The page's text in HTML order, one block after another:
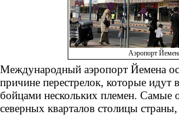
Аэропорт
Международный аэропорт Йемена
причине перестрелок, которые
бойцами нескольких племен. Самые
северных кварталов столицы